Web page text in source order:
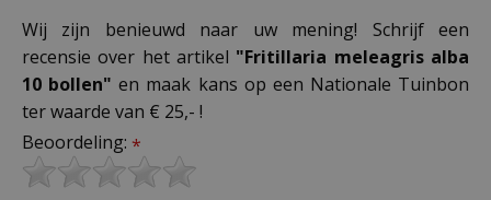
Wij zijn benieuwd naar uw mening! Schrijf een
recensie over het artikel "Fritillaria meleagris alba
10 bollen" en maak kans op een Nationale Tuinbon
ter waarde van € 25,- !
Beoordeling: *